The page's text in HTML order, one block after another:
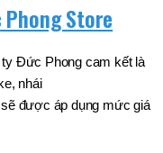
Store
Đức Phong cam kết là
nhái
được áp dụng mức giá